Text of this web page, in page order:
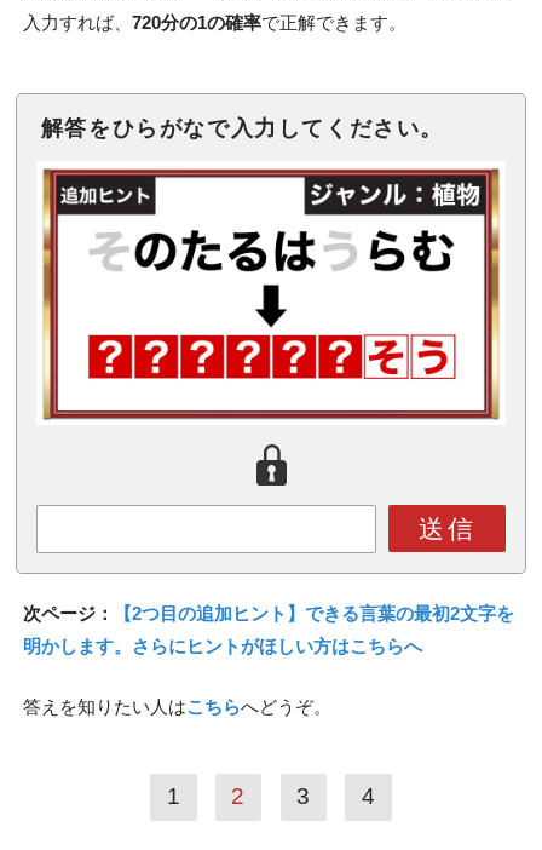
入力すれば、 720分の1の確率で正解できます。
解答をひらがなで入力してください。
送信
次ページ：
【2つ目の追加ヒント】できる言葉の最初2文字を
明かします。さらにヒントがほしい方はこちらへ
答えを知りたい人はこちらへどうぞ。
1 2 3 4